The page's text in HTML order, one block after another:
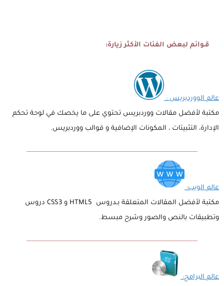
قـوائم لبعض الفئات الأكثر زيارة:
عالم الووردبريس :
مكتبة لأفضل مقالات ووردبريس تحتوي على ما يخصك في لوحة تحكم
الإدارة، التثبيتات ، المكونات الإضافية و قوالب ووردبريس.
عالم الويب:
مكتبة لأفضل المقالات المتعلقة بـدروس HTML5 و CSS3 دروس
وتطبيقات بالنص والصور وشرح مبسط.
عالم البرامج: